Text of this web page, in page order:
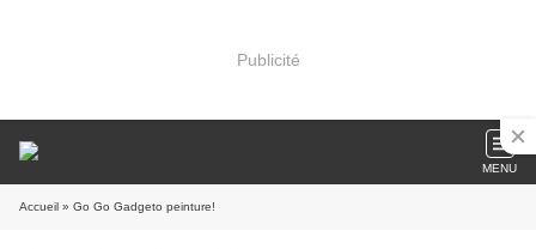
Publicité
MENU
Accueil » Go Go Gadgeto peinture!